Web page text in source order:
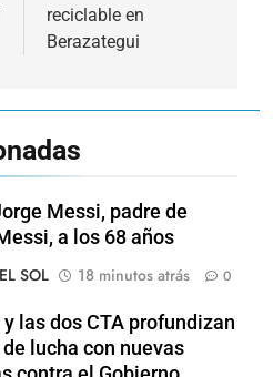
reciclable en
Berazategui
Messi, padre de
a los 68 años
SOL
18 minutos atrás 0
y las dos CTA profundizan
lucha con nuevas